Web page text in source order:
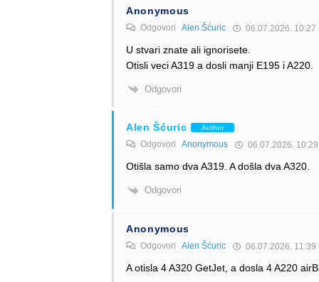
Anonymous
Odgovori Alen Šćuric 06.07.2026. 10:27
U stvari znate ali ignorisete.
Otisli veci A319 a dosli manji E195 i A220.
Odgovori
Alen Šćuric Author
Odgovori Anonymous 06.07.2026. 10:29
Otišla samo dva A319. A došla dva A320.
Odgovori
Anonymous
Odgovori Alen Šćuric 06.07.2026. 11:39
A otisla 4 A320 GetJet, a dosla 4 A220